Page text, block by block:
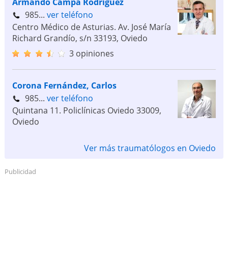
985... ver teléfono
Centro Médico de Asturias. Av. José María
Richard Grandío, s/n 33193, Oviedo
3 opiniones
Corona Fernández, Carlos
985... ver teléfono
Quintana 11. Policlínicas Oviedo 33009,
Oviedo
Ver más traumatólogos en Oviedo
Publicidad